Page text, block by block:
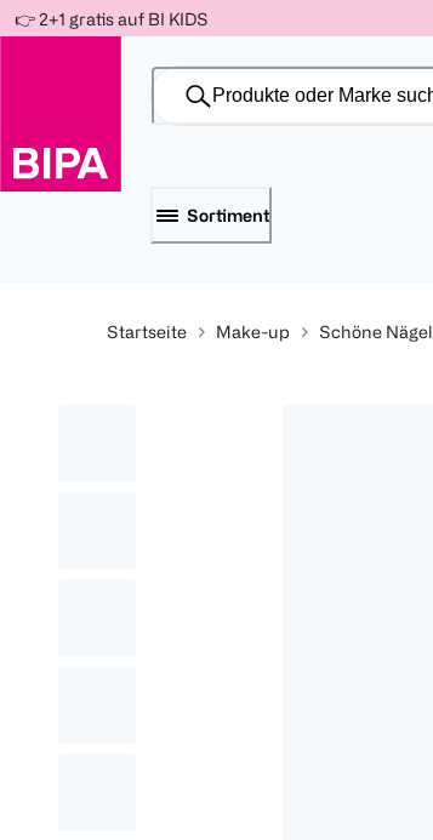
-10%
Für
150 Ös
-15%
Für
300 Ös
-20%
Für
500 Ös
Weiter
zum
👉 2+1 gratis auf BI KIDS
Sortiment
Startseite Make-up Schöne Nägel